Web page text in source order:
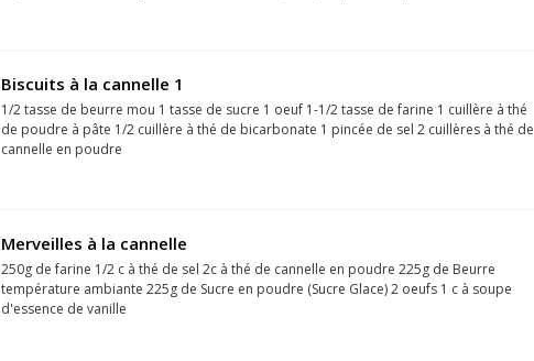
Biscuits à la cannelle 1
1/2 tasse de beurre mou 1 tasse de sucre 1 oeuf 1-1/2 tasse de farine 1 cuillère à thé
de poudre à pâte 1/2 cuillère à thé de bicarbonate 1 pincée de sel 2 cuillères à thé de
cannelle en poudre
Merveilles à la cannelle
250g de farine 1/2 c à thé de sel 2c à thé de cannelle en poudre 225g de Beurre
température ambiante 225g de Sucre en poudre (Sucre Glace) 2 oeufs 1 c à soupe
d'essence de vanille